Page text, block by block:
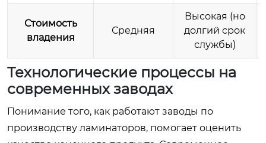
Стоимость
владения
Средняя
Высокая (но
долгий срок
службы)
Технологические процессы на
современных заводах
Понимание того, как работают заводы по
производству ламинаторов, помогает оценить